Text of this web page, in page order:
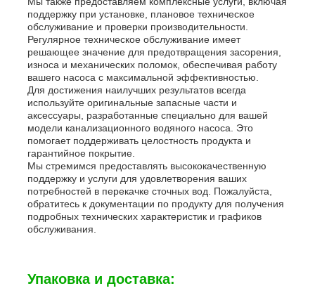
поддержку при установке, плановое техническое
обслуживание и проверки производительности.
Регулярное техническое обслуживание имеет
решающее значение для предотвращения засорения,
износа и механических поломок, обеспечивая работу
вашего насоса с максимальной эффективностью.
Для достижения наилучших результатов всегда
используйте оригинальные запасные части и
аксессуары, разработанные специально для вашей
модели канализационного водяного насоса. Это
помогает поддерживать целостность продукта и
гарантийное покрытие.
Мы стремимся предоставлять высококачественную
поддержку и услуги для удовлетворения ваших
потребностей в перекачке сточных вод. Пожалуйста,
обратитесь к документации по продукту для получения
подробных технических характеристик и графиков
обслуживания.
Упаковка и доставка: